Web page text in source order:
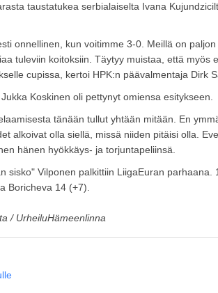
taustatukea serbialaiselta Ivana
onnellinen, kun voitimme 3-0. Meillä on
tuleviin koitoksiin. Täytyy muistaa, että myös
cupissa, kertoi HPK:n päävalmentaja Dirk
Koskinen oli pettynyt omiensa esitykseen.
tänään tullut yhtään mitään. En
alkoivat olla siellä, missä niiden pitäisi olla.
hänen hyökkäys- ja torjuntapeliinsä.
sisko" Vilponen palkittiin LiigaEuran
Boricheva 14 (+7).
/ UrheiluHämeenlinna